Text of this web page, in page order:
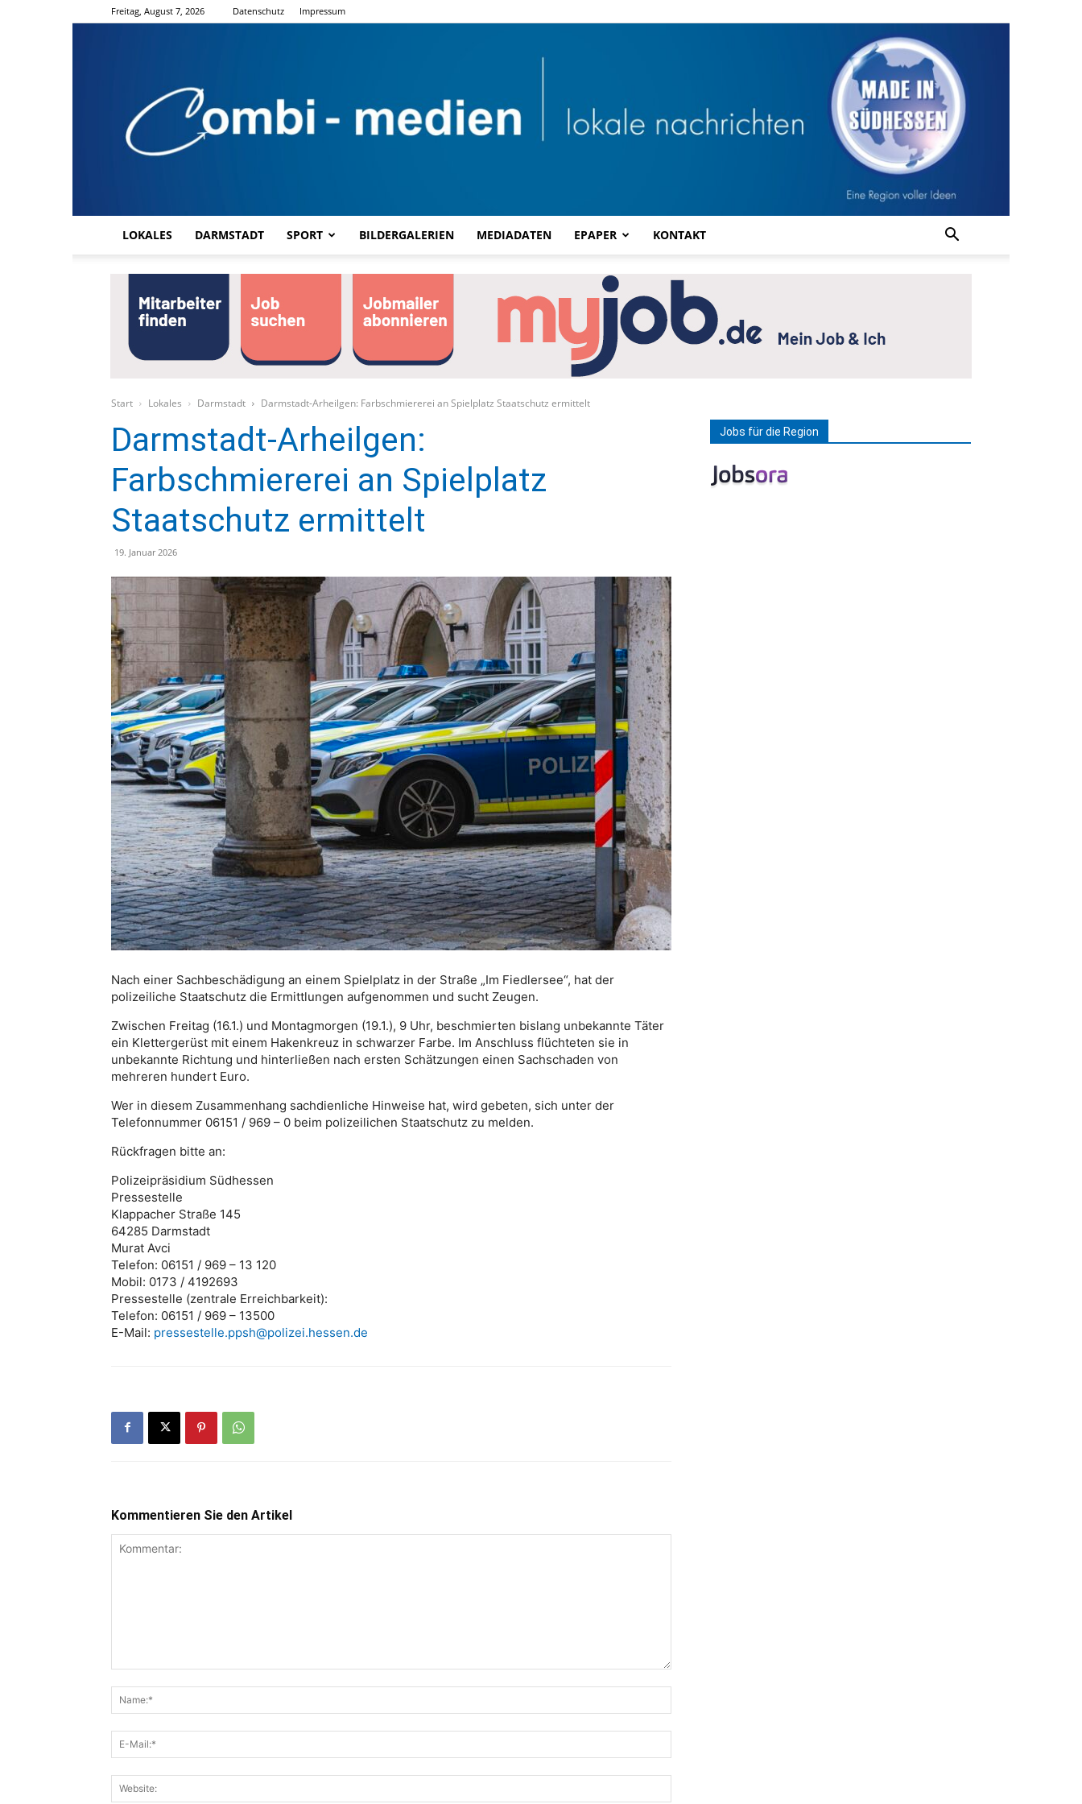
Freitag, August 7, 2026 Datenschutz Impressum
Verlag
LOKALES DARMSTADT SPORT BILDERGALERIEN MEDIADATEN EPAPER KONTAKT
Start Lokales Darmstadt Darmstadt-Arheilgen: Farbschmiererei an Spielplatz Staatschutz ermittelt
Darmstadt-Arheilgen:
Farbschmiererei an Spielplatz
Staatschutz ermittelt
19. Januar 2026
Nach einer Sachbeschädigung an einem Spielplatz in der Straße „Im Fiedlersee“, hat der
polizeiliche Staatschutz die Ermittlungen aufgenommen und sucht Zeugen.
Zwischen Freitag (16.1.) und Montagmorgen (19.1.), 9 Uhr, beschmierten bislang unbekannte Täter
ein Klettergerüst mit einem Hakenkreuz in schwarzer Farbe. Im Anschluss flüchteten sie in
unbekannte Richtung und hinterließen nach ersten Schätzungen einen Sachschaden von
mehreren hundert Euro.
Wer in diesem Zusammenhang sachdienliche Hinweise hat, wird gebeten, sich unter der
Telefonnummer 06151 / 969 – 0 beim polizeilichen Staatschutz zu melden.
Rückfragen bitte an:
Polizeipräsidium Südhessen
Pressestelle
Klappacher Straße 145
64285 Darmstadt
Murat Avci
Telefon: 06151 / 969 – 13 120
Mobil: 0173 / 4192693
Pressestelle (zentrale Erreichbarkeit):
Telefon: 06151 / 969 – 13500
E-Mail: pressestelle.ppsh@polizei.hessen.de
Kommentieren Sie den Artikel
Jobs für die Region